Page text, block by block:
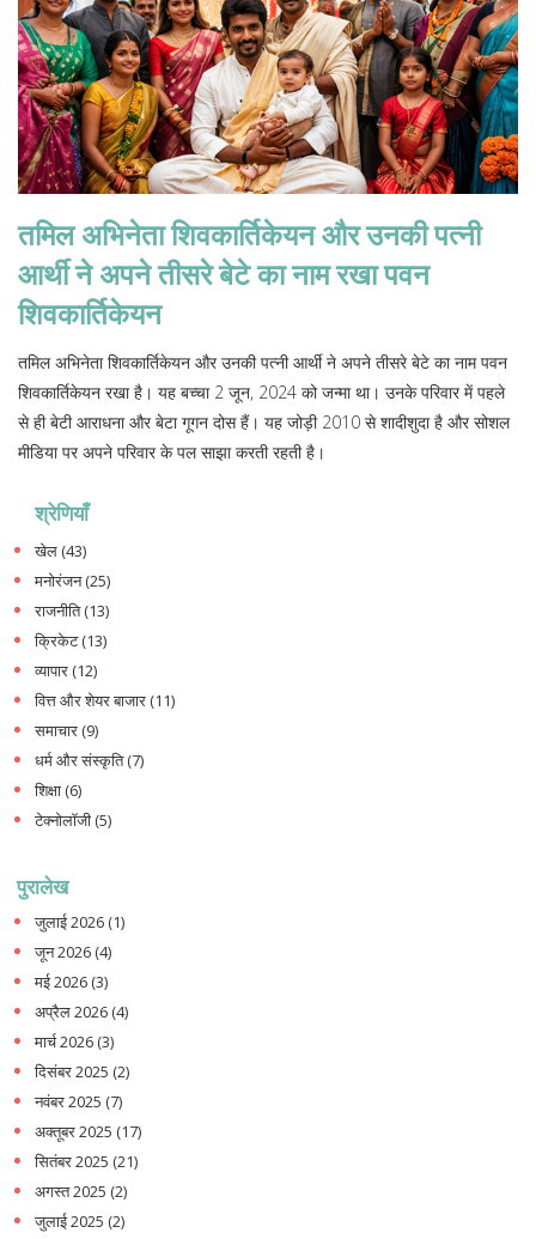
तमिल अभिनेता शिवकार्तिकेयन और उनकी पत्नी
आर्थी ने अपने तीसरे बेटे का नाम रखा पवन
शिवकार्तिकेयन
तमिल अभिनेता शिवकार्तिकेयन और उनकी पत्नी आर्थी ने अपने तीसरे बेटे का नाम पवन
शिवकार्तिकेयन रखा है। यह बच्चा 2 जून, 2024 को जन्मा था। उनके परिवार में पहले
से ही बेटी आराधना और बेटा गूगन दोस हैं। यह जोड़ी 2010 से शादीशुदा है और सोशल
मीडिया पर अपने परिवार के पल साझा करती रहती है।
श्रेणियाँ
खेल (43)
मनोरंजन(25)
राजनीति(13)
क्रिकेट(13)
व्यापार (12)
वित्त और शेयर बाजार (11)
समाचार (9)
धर्म और संस्कृति(7)
शिक्षा (6)
टेक्नोलॉजी (5)
पुरालेख
जुलाई 2026 (1)
जून 2026 (4)
मई 2026 (3)
अप्रैल 2026 (4)
मार्च 2026 (3)
दिसंबर 2025 (2)
नवंबर 2025 (7)
अक्तूबर 2025 (17)
सितंबर 2025 (21)
अगस्त 2025 (2)
जुलाई 2025 (2)